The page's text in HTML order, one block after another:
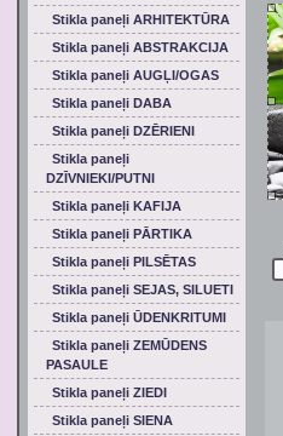
Stikla paneļi ARHITEKTŪRA
Stikla paneļi ABSTRAKCIJA
Stikla paneļi AUGĻI/OGAS
Stikla paneļi DABA
Stikla paneļi DZĒRIENI
Stikla paneļi
DZĪVNIEKI/PUTNI
Stikla paneļi KAFIJA
Stikla paneļi PĀRTIKA
Stikla paneļi PILSĒTAS
Stikla paneļi SEJAS, SILUETI
Stikla paneļi ŪDENKRITUMI
Stikla paneļi ZEMŪDENS
PASAULE
Stikla paneļi ZIEDI
Stikla paneļi SIENA